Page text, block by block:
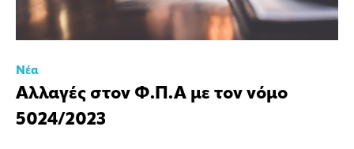
Νέα
Αλλαγές στον Φ.Π.Α με τον νόμο
5024/2023